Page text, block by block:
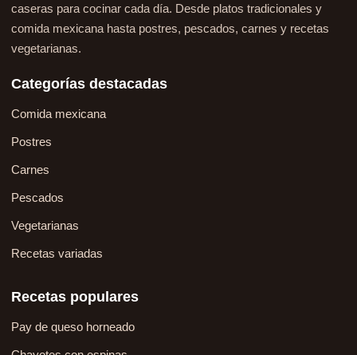
caseras para cocinar cada día. Desde platos tradicionales y
comida mexicana hasta postres, pescados, carnes y recetas
vegetarianas.
Categorías destacadas
Comida mexicana
Postres
Carnes
Pescados
Vegetarianas
Recetas variadas
Recetas populares
Pay de queso horneado